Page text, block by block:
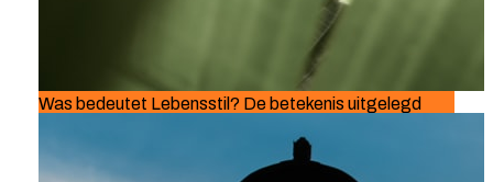
Was bedeutet Lebensstil? De betekenis uitgelegd